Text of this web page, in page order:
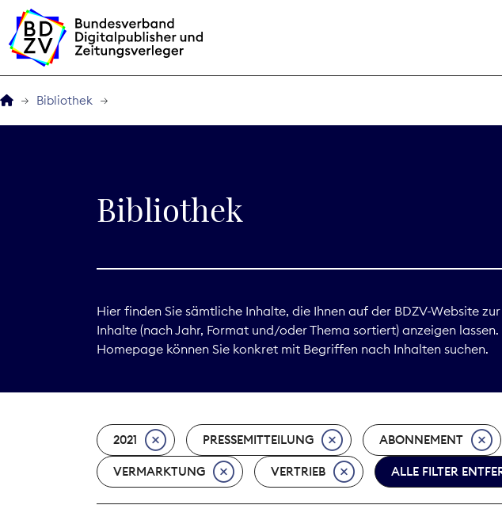
BDZVplus GmbH
Service
Bibliothek
Bibliothek
Hier finden Sie sämtliche Inhalte, die Ihnen auf der BDZV-Website
Inhalte (nach Jahr, Format und/oder Thema sortiert) anzeigen
Homepage können Sie konkret mit Begriffen nach Inhalten suchen.
2021 PRESSEMITTEILUNG ABONNEMENT
VERMARKTUNG VERTRIEB ALLE FILTER